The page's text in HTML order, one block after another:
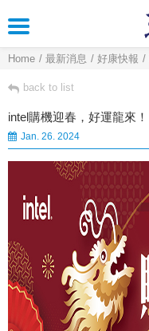
Home 最新消息 好康快報
back to list
intel購機迎春，好運龍來！
Jan. 26. 2024